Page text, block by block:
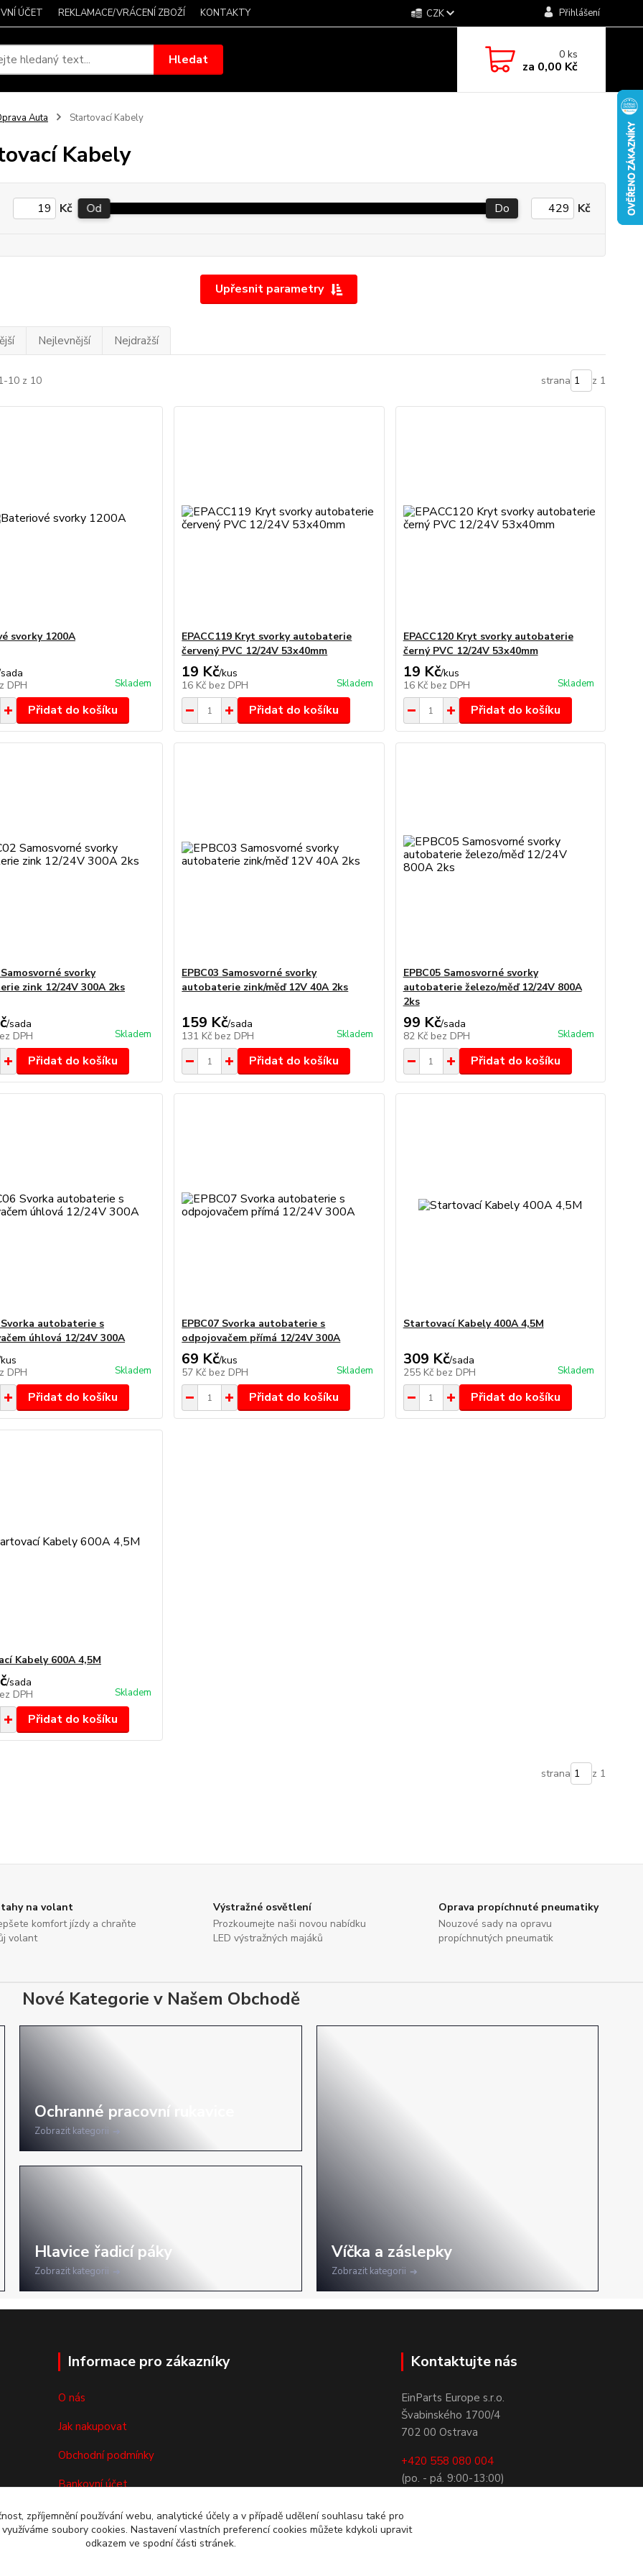
ÚČET REKLAMACE/VRÁCENÍ ZBOŽÍ KONTAKTY CZK Přihlášení
Hledat 0ks
za 0,00 Kč
Auta Startovací Kabely
Kabely
Upřesnit parametry
Kč Od Do Kč
Nejlevnější Nejdražší
10 z 10 strana z 1
svorky 1200A
sada
DPH
Skladem
Přidat do košíku
EPACC119 Kryt svorky autobaterie
červený PVC 12/24V 53x40mm
19 Kč/kus
16 Kč bez DPH Skladem
Přidat do košíku
EPACC120 Kryt svorky autobaterie
černý PVC 12/24V 53x40mm
19 Kč/kus
16 Kč bez DPH Skladem
Přidat do košíku
Samosvorné svorky
zink 12/24V 300A 2ks
/sada
DPH
Skladem
Přidat do košíku
EPBC03 Samosvorné svorky
autobaterie zink/měď 12V 40A 2ks
159 Kč/sada
131 Kč bez DPH Skladem
Přidat do košíku
EPBC05 Samosvorné svorky
autobaterie železo/měď 12/24V 800A
2ks
99 Kč/sada
82 Kč bez DPH Skladem
Přidat do košíku
Svorka autobaterie s
úhlová 12/24V 300A
kus
DPH
Skladem
Přidat do košíku
EPBC07 Svorka autobaterie s
odpojovačem přímá 12/24V 300A
69 Kč/kus
57 Kč bez DPH Skladem
Přidat do košíku
Startovací Kabely 400A 4,5M
309 Kč/sada
255 Kč bez DPH Skladem
Přidat do košíku
Kabely 600A 4,5M
/sada
DPH
Skladem
Přidat do košíku
strana z 1
na volant
komfort jízdy a chraňte
volant
Výstražné osvětlení
Prozkoumejte naši novou nabídku
LED výstražných majáků
Oprava propíchnuté pneumatiky
Nouzové sady na opravu
propíchnutých pneumatik
Nové Kategorie v Našem Obchodě
Zobrazit kategorii
Zobrazit kategorii Zobrazit kategorii
Informace pro zákazníky
O nás
Jak nakupovat
Obchodní podmínky
Bankovní účet
Reklamace/vrácení zboží
Kontakty
Kontaktujte nás
EinParts Europe s.r.o.
Švabinského 1700/4
702 00 Ostrava
+420 558 080 004
(po. - pá. 9:00-13:00)
zpříjemnění používání webu, analytické účely a v případě udělení souhlasu také pro
soubory cookies. Nastavení vlastních preferencí cookies můžete kdykoli upravit
odkazem ve spodní části stránek.